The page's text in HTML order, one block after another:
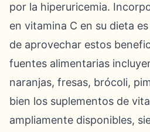
por la hiperuricemia.
en vitamina C en su dieta
de aprovechar estos
fuentes alimentarias
naranjas, fresas, brócoli,
bien los suplementos de
ampliamente disponibles,